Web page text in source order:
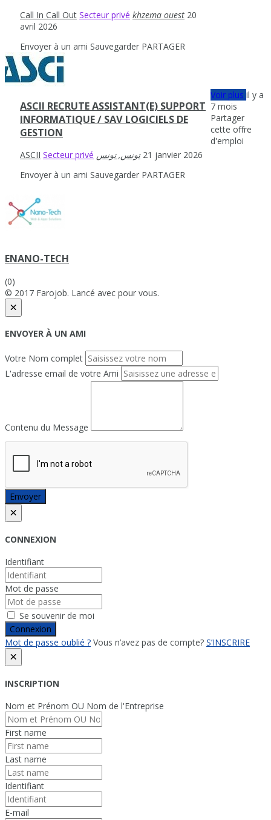
Call In Call Out Secteur privé khzema ouest 20
avril 2026
Envoyer à un ami Sauvegarder PARTAGER
ASCII RECRUTE ASSISTANT(E) SUPPORT
INFORMATIQUE / SAV LOGICIELS DE
GESTION
ASCII Secteur privé
21 janvier 2026
Envoyer à un ami Sauvegarder PARTAGER
Voir plusil y a
7 mois
Partager
cette offre
d'emploi
ENANO-TECH
(0)
© 2017 Farojob. Lancé avec pour vous.
×
ENVOYER À UN AMI
Votre Nom complet
L'adresse email de votre Ami
Contenu du Message
Envoyer
×
CONNEXION
Identifiant
Mot de passe
Se souvenir de moi
Connexion
Mot de passe oublié ? Vous n’avez pas de compte? S’INSCRIRE
×
INSCRIPTION
Nom et Prénom OU Nom de l'Entreprise
First name
Last name
Identifiant
E-mail